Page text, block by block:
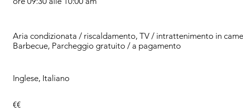
Aria condizionata / riscaldamento, TV / intrattenimento in
Barbecue, Parcheggio gratuito / a pagamento
Inglese, Italiano
€€